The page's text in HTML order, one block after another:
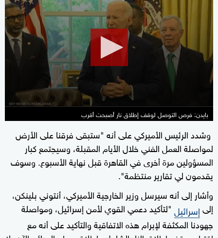
seconds
of
26
seconds
بايدن: فرص التوصل لوقف إطلاق نار أصبحت أقرب
وشدد الرئيس الأميركي على أنه "ستبقى فرقنا على الأرض
لمواصلة العمل الفني خلال الأيام المقبلة، وسيجتمع كبار
المسؤولين مرة أخرى في القاهرة قبل نهاية الأسبوع. وسوف
يقدمون لي تقارير منتظمة".
وأشار إلى أنه سيرسل وزير الخارجية الأميركي، أنتوني بلينكن،
إلىإسرائيل "لتأكيد دعمي القوي لأمن إسرائيل، ومواصلة
جهودنا المكثفة لإبرام هذه الاتفاقية والتأكيد على أنه مع